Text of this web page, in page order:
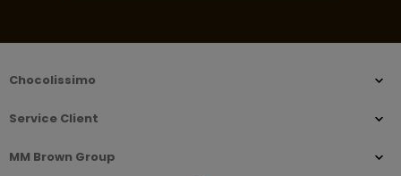
Chocolissimo
Service Client
MM Brown Group